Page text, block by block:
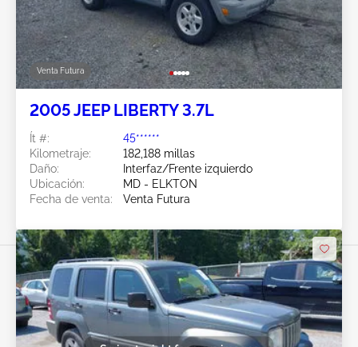
Venta Futura
2005 JEEP LIBERTY 3.7L
Ít #:
45******
Kilometraje:
182,188 millas
Daño:
Interfaz/Frente izquierdo
Ubicación:
MD - ELKTON
Fecha de venta:
Venta Futura